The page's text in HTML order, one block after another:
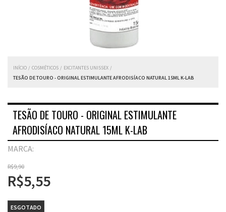
INÍCIO / COSMÉTICOS / EXCITANTES UNISSEX /
TESÃO DE TOURO - ORIGINAL ESTIMULANTE AFRODISÍACO NATURAL 15ML K-LAB
TESÃO DE TOURO - ORIGINAL ESTIMULANTE
AFRODISÍACO NATURAL 15ML K-LAB
MARCA:
R$9,90
R$5,55
ESGOTADO